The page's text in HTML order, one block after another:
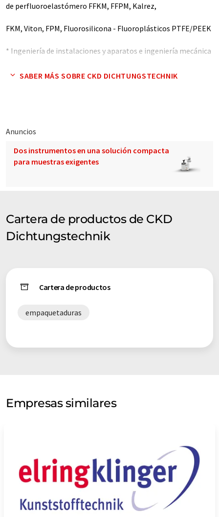
de perfluoroelastómero FFKM, FFPM, Kalrez,
FKM, Viton, FPM, Fluorosilicona - Fluoroplásticos PTFE/PEEK
* Ingeniería de instalaciones y aparatos e ingeniería mecánica
* Tecnología de lacas, pinturas y superficies
* Energía, tecnología médica y de laboratorio
SABER MÁS SOBRE CKD DICHTUNGSTECHNIK
Anuncios
Dos instrumentos en una solución compacta
para muestras exigentes
Cartera de productos de CKD
Dichtungstechnik
Cartera de productos
empaquetaduras
Empresas similares